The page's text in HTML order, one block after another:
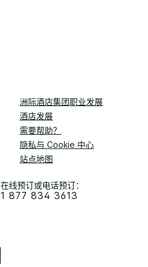
洲际酒店集团职业发展
酒店发展
需要帮助？
隐私与 Cookie 中心
站点地图
在线预订或电话预订：
1 877 834 3613